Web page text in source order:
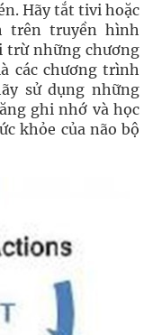
Hãy tắt tivi hoặc
trên truyền hình
trừ những chương
các chương trình
sử dụng những
ghi nhớ và học
khỏe của não bộ